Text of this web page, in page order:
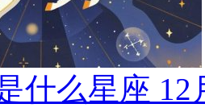
什么星座